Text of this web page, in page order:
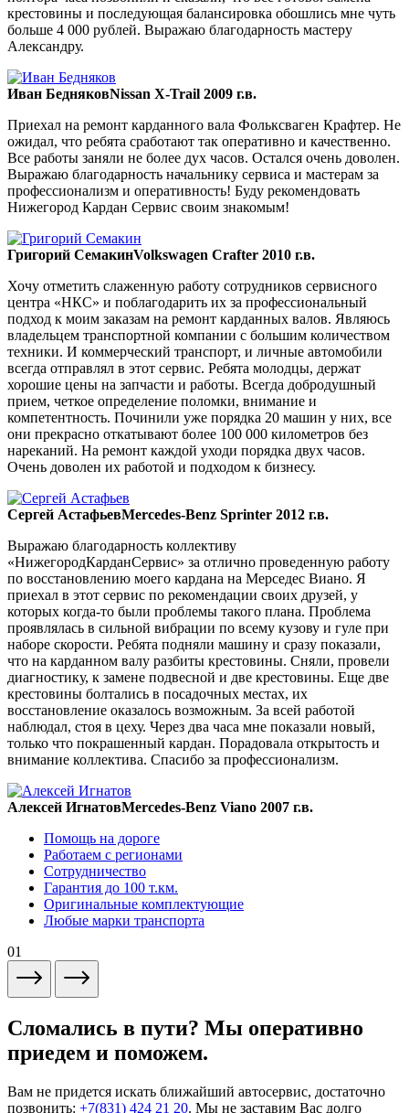
крестовины и последующая балансировка обошлись мне чуть
больше 4 000 рублей. Выражаю благодарность мастеру
Александру.
Иван БедняковNissan X-Trail 2009 г.в.
Приехал на ремонт карданного вала Фольксваген Крафтер. Не
ожидал, что ребята сработают так оперативно и качественно.
Все работы заняли не более дух часов. Остался очень доволен.
Выражаю благодарность начальнику сервиса и мастерам за
профессионализм и оперативность! Буду рекомендовать
Нижегород Кардан Сервис своим знакомым!
Григорий СемакинVolkswagen Crafter 2010 г.в.
Хочу отметить слаженную работу сотрудников сервисного
центра «НКС» и поблагодарить их за профессиональный
подход к моим заказам на ремонт карданных валов. Являюсь
владельцем транспортной компании с большим количеством
техники. И коммерческий транспорт, и личные автомобили
всегда отправлял в этот сервис. Ребята молодцы, держат
хорошие цены на запчасти и работы. Всегда добродушный
прием, четкое определение поломки, внимание и
компетентность. Починили уже порядка 20 машин у них, все
они прекрасно откатывают более 100 000 километров без
нареканий. На ремонт каждой уходи порядка двух часов.
Очень доволен их работой и подходом к бизнесу.
Сергей АстафьевMercedes-Benz Sprinter 2012 г.в.
Выражаю благодарность коллективу
«НижегородКарданСервис» за отлично проведенную работу
по восстановлению моего кардана на Мерседес Виано. Я
приехал в этот сервис по рекомендации своих друзей, у
которых когда-то были проблемы такого плана. Проблема
проявлялась в сильной вибрации по всему кузову и гуле при
наборе скорости. Ребята подняли машину и сразу показали,
что на карданном валу разбиты крестовины. Сняли, провели
диагностику, к замене подвесной и две крестовины. Еще две
крестовины болтались в посадочных местах, их
восстановление оказалось возможным. За всей работой
наблюдал, стоя в цеху. Через два часа мне показали новый,
только что покрашенный кардан. Порадовала открытость и
внимание коллектива. Спасибо за профессионализм.
Алексей ИгнатовMercedes-Benz Viano 2007 г.в.
Помощь на дороге
Работаем с регионами
Сотрудничество
Гарантия до 100 т.км.
Оригинальные комплектующие
Любые марки транспорта
01
Сломались в пути? Мы оперативно
приедем и поможем.
Вам не придется искать ближайший автосервис, достаточно
позвонить: +7(831) 424 21 20. Мы не заставим Вас долго